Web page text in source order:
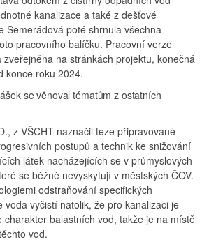
kanalizace a také z dešťové
Semerádová poté shrnula všechna
pracovního balíčku. Pracovní verze
na stránkách projektu, konečná
konce roku 2024.
se věnoval tématům z ostatních
z VŠCHT naznačil teze připravované
postupů a technik ke snižování
látek nacházejících se v průmyslových
se běžně nevyskytují v městských ČOV.
odstraňování specifických
voda vyčistí natolik, že pro kanalizaci je
charakter balastních vod, takže je na místě
vod.